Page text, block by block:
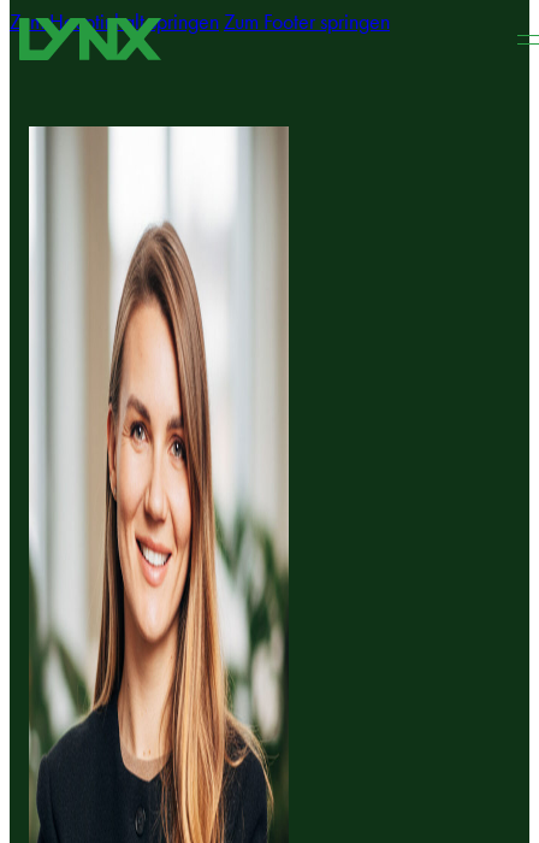
Zum Hauptinhalt springenZum Footer springen